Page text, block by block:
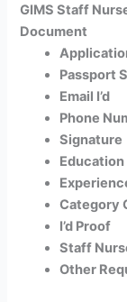
GIMS Staff
Document
Passport
Email I’d
Phone
Signature
Category
I’d Proof
Staff
Other